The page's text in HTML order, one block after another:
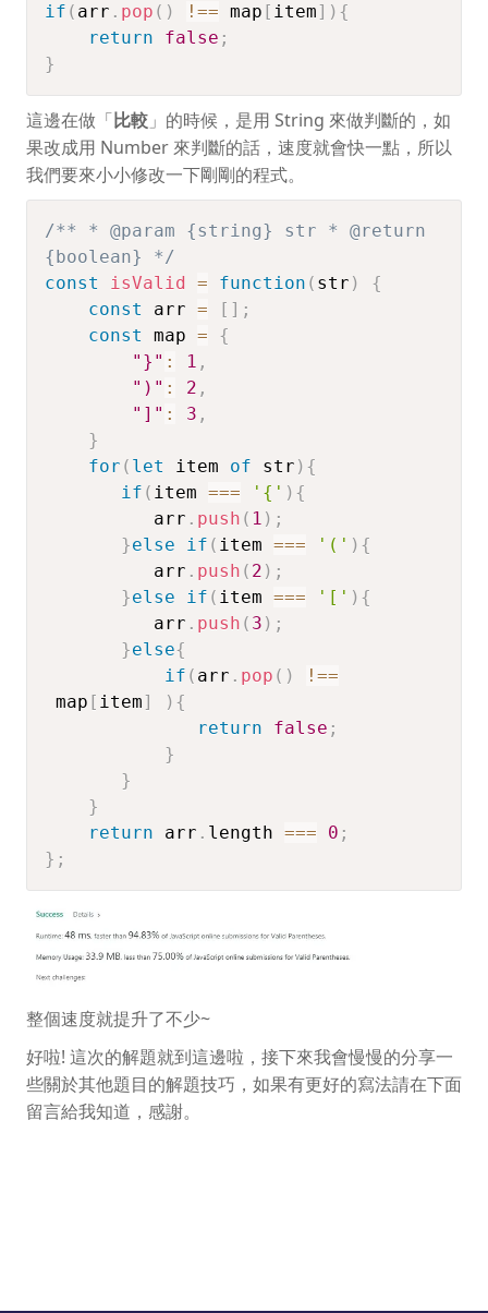
if ( arr . pop ( ) !== map [ item] ) {
return
false ;
}
這邊在做「比較 」的時候，是用 String 來做判斷的，如
果改成用 Number 來判斷的話，速度就會快一點，所以
我們要來小小修改一下剛剛的程式。
/** * @param {string} str * @return
{boolean} */
const
isValid = function ( str )
{
const
arr = [ ] ;
const
map =
{
"}" : 1 ,
")" : 2 ,
"]" : 3 ,
}
for ( let item of str ) {
if ( item === '{' ) {
          arr
. push ( 1 ) ;
}else if ( item === '(' ) {
          arr
. push ( 2 ) ;
}else if ( item === '[' ) {
          arr
. push ( 3 ) ;
}else{
if ( arr . pop ( )
!==
map [ item] ) {
return
false ;
}
}
}
return arr . length === 0 ;
} ;
整個速度就提升了不少~
好啦! 這次的解題就到這邊啦，接下來我會慢慢的分享一
些關於其他題目的解題技巧，如果有更好的寫法請在下面
留言給我知道，感謝。